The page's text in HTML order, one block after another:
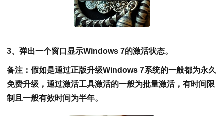
3、弹出一个窗口显示Windows 7的激活状态。
备注：假如是通过正版升级Windows 7系统的一般都为永久
免费升级，通过激活工具激活的一般为批量激活，有时间限
制且一般有效时间为半年。